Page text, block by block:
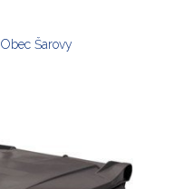
Obec Šarovy